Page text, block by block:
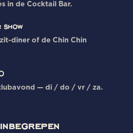
in de Cocktail Bar.
show
diner of de Chin Chin
— di / do / vr / za.